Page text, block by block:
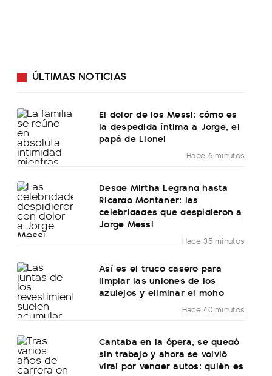
ÚLTIMAS NOTICIAS
El dolor de los Messi: cómo es
la despedida íntima a Jorge, el
papá de Lionel
Hace 6 minutos
Desde Mirtha Legrand hasta
Ricardo Montaner: las
celebridades que despidieron a
Jorge Messi
Hace 35 minutos
Así es el truco casero para
limpiar las uniones de los
azulejos y eliminar el moho
Hace 40 minutos
Cantaba en la ópera, se quedó
sin trabajo y ahora se volvió
viral por vender autos: quién es